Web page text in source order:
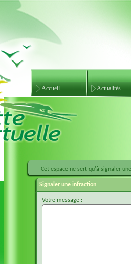
Accueil Actualités
Bonne Ouverture 2018
(2018-08-04)
Cet espace ne sert qu'à signaler
Signaler une infraction
Votre message :